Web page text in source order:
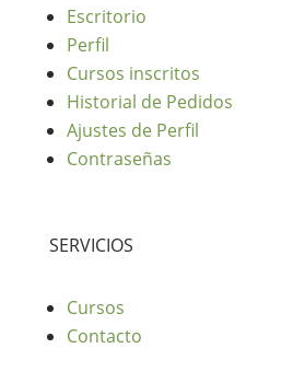
Escritorio
Perfil
Cursos inscritos
Historial de Pedidos
Ajustes de Perfil
Contraseñas
SERVICIOS
Cursos
Contacto